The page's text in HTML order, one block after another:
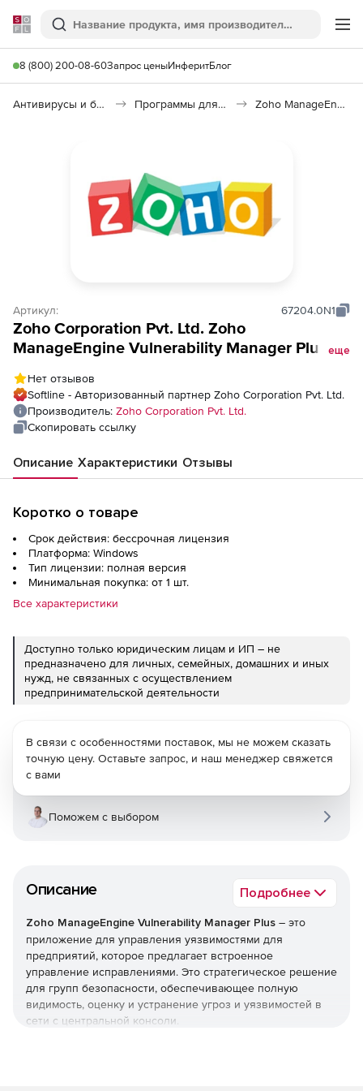
Softline
Поиск
8 (800) 200-08-60Запрос ценыИнферитБлог
Антивирусы и безопасность Программы для защиты информации Zoho ManageEngine Vulnerability Manager Plus
Артикул: 67204.0N1
Zoho Corporation Pvt. Ltd. Zoho
ManageEngine Vulnerability Manager Plus
Model Single Installation), fee for 10 Servers
еще
Нет отзывов
Softline - Авторизованный партнер Zoho Corporation Pvt. Ltd.
Производитель: Zoho Corporation Pvt. Ltd.
Скопировать ссылку
Описание Характеристики Отзывы
Коротко о товаре
Срок действия: бессрочная лицензия
Платформа: Windows
Тип лицензии: полная версия
Минимальная покупка: от 1 шт.
Все характеристики
Доступно только юридическим лицам и ИП – не
предназначено для личных, семейных, домашних и иных
нужд, не связанных с осуществлением
предпринимательской деятельности
Описание Подробнее
Zoho ManageEngine Vulnerability Manager Plus – это
приложение для управления уязвимостями для
предприятий, которое предлагает встроенное
управление исправлениями. Это стратегическое решение
для групп безопасности, обеспечивающее полную
видимость, оценку и устранение угроз и уязвимостей в
сети с центральной консоли.
В связи с особенностями поставок, мы не можем сказать
точную цену. Оставьте запрос, и наш менеджер свяжется
с вами
Поможем с выбором